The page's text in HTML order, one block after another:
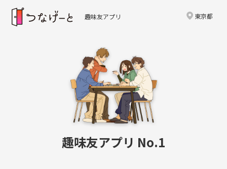
趣味友アプリ 東京都
趣味友アプリ No.1